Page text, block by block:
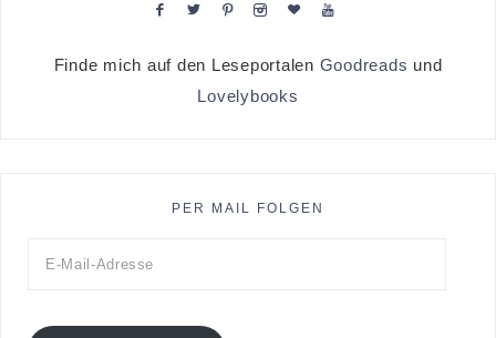
Finde mich auf den Leseportalen Goodreads und
Lovelybooks
PER MAIL FOLGEN